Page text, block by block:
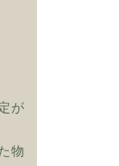
が
物